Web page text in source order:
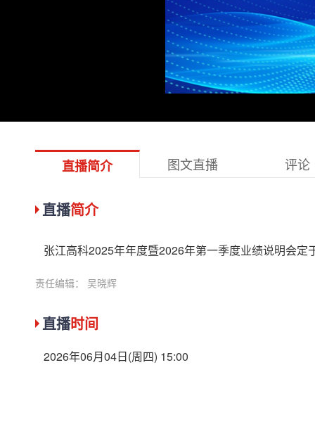
直播简介 图文直播 评论
直播简介
张江高科2025年年度暨2026年第一季度业绩说明会
责任编辑： 吴晓辉
直播时间
2026年06月04日(周四) 15:00